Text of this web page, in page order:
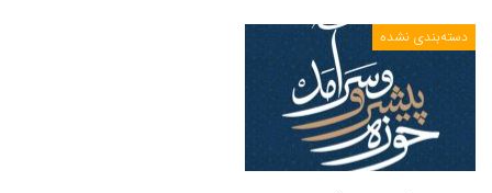
دسته‌بندی نشده